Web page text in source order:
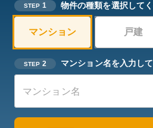
STEP 1 物件の種類を選択して
マンション 戸建
STEP 2 マンション名を入力し